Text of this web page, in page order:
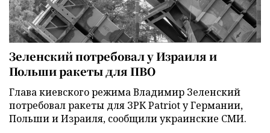
Зеленский потребовал у Израиля и
Польши ракеты для ПВО
Глава киевского режима Владимир Зеленский
потребовал ракеты для ЗРК Patriot у Германии,
Польши и Израиля, сообщили украинские СМИ.